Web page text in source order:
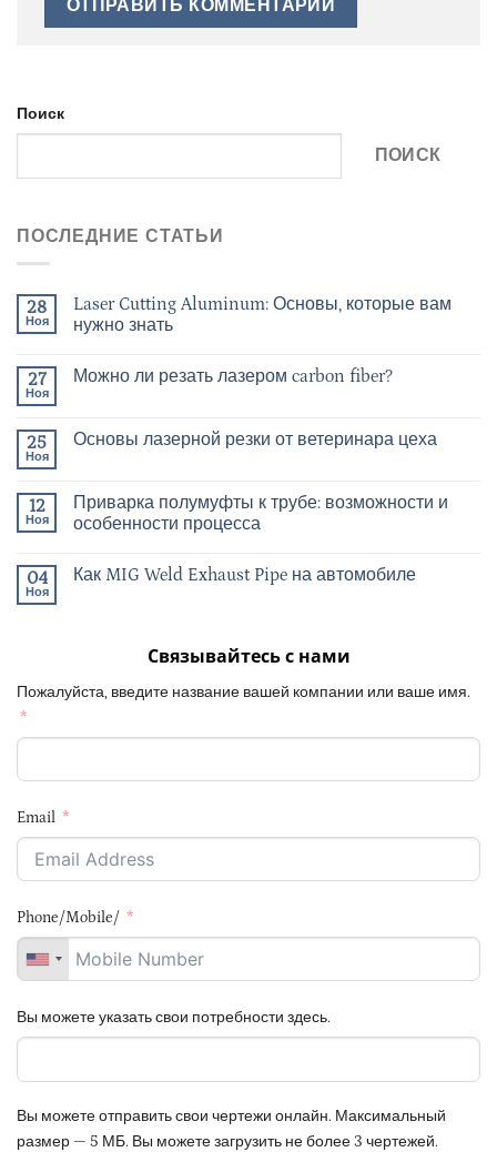
Поиск
ПОИСК
ПОСЛЕДНИЕ СТАТЬИ
28
Ноя
Laser Cutting Aluminum: Основы, которые вам
нужно знать
27
Ноя
Можно ли резать лазером carbon fiber?
25
Ноя
Основы лазерной резки от ветеринара цеха
12
Ноя
Приварка полумуфты к трубе: возможности и
особенности процесса
04
Ноя
Как MIG Weld Exhaust Pipe на автомобиле
Связывайтесь с нами
Пожалуйста, введите название вашей компании или ваше имя.
Email
Phone/Mobile/
Вы можете указать свои потребности здесь.
Вы можете отправить свои чертежи онлайн. Максимальный
размер — 5 МБ. Вы можете загрузить не более 3 чертежей.